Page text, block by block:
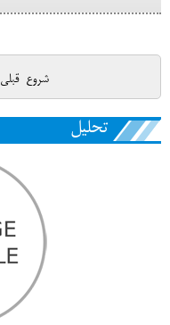
شروع قبلی
تحلیل